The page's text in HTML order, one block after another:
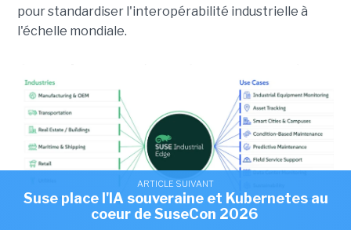
pour standardiser l'interopérabilité industrielle à
l'échelle mondiale.
ARTICLE SUIVANT
Suse place l'IA souveraine et Kubernetes au
coeur de SuseCon 2026